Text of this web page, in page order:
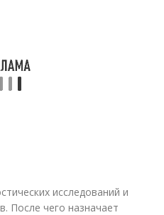
исследований и
После чего назначает